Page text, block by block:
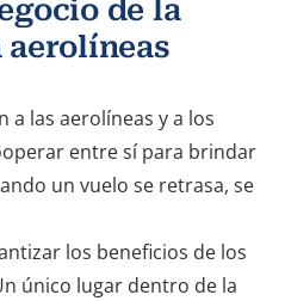
de la
a las aerolíneas y a los
entre sí para brindar
un vuelo se retrasa, se
los beneficios de los
único lugar dentro de la